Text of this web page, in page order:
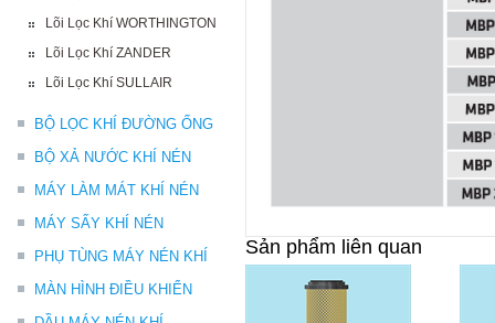
Lõi Lọc Khí WORTHINGTON
Lõi Lọc Khí ZANDER
Lõi Lọc Khí SULLAIR
BỘ LỌC KHÍ ĐƯỜNG ỐNG
BỘ XẢ NƯỚC KHÍ NÉN
MÁY LÀM MÁT KHÍ NÉN
MÁY SẤY KHÍ NÉN
PHỤ TÙNG MÁY NÉN KHÍ
MÀN HÌNH ĐIỀU KHIỂN
Sản phẩm liên quan